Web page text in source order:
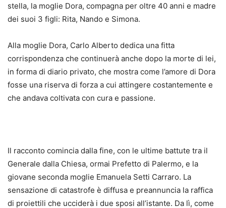
stella, la moglie Dora, compagna per oltre 40 anni e madre
dei suoi 3 figli: Rita, Nando e Simona.
Alla moglie Dora, Carlo Alberto dedica una fitta
corrispondenza che continuerà anche dopo la morte di lei,
in forma di diario privato, che mostra come l’amore di Dora
fosse una riserva di forza a cui attingere costantemente e
che andava coltivata con cura e passione.
Il racconto comincia dalla fine, con le ultime battute tra il
Generale dalla Chiesa, ormai Prefetto di Palermo, e la
giovane seconda moglie Emanuela Setti Carraro. La
sensazione di catastrofe è diffusa e preannuncia la raffica
di proiettili che ucciderà i due sposi all’istante. Da lì, come